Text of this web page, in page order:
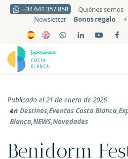
+34 641 357 858 Quiénes somos
Newsletter
Bonos regalo
Publicado el 21 de enero de 2026
en Destinos,Eventos Costa Blanca,
Blanca,NEWS,Novedades
Benidorm